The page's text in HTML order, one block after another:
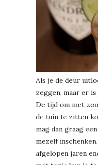
Als je de deur
zeggen, maar er
De tijd om met
de tuin te zitten
mag dan graag
mezelf
afgelopen jaren